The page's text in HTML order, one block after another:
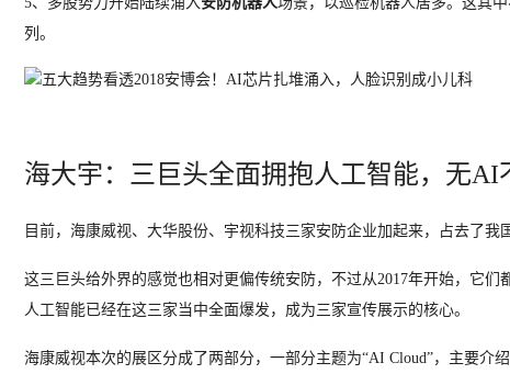
列。
海大宇：三巨头全面拥抱人工智能，无AI
目前，海康威视、大华股份、宇视科技三家安防企业加起来，占去了我
这三巨头给外界的感觉也相对更偏传统安防，不过从2017年开始，它们
人工智能已经在这三家当中全面爆发，成为三家宣传展示的核心。
海康威视本次的展区分成了两部分，一部分主题为“AI Cloud”，主要介